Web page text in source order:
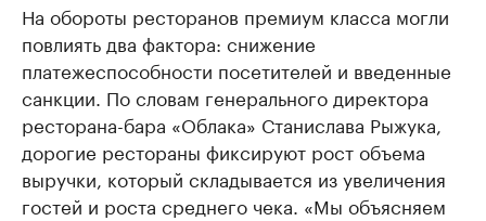
На обороты ресторанов премиум класса могли
повлиять два фактора: снижение
платежеспособности посетителей и введенные
санкции. По словам генерального директора
ресторана-бара «Облака» Станислава Рыжука,
дорогие рестораны фиксируют рост объема
выручки, который складывается из увеличения
гостей и роста среднего чека. «Мы объясняем